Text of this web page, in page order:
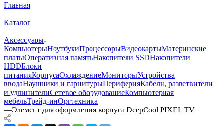
Главная
—
Каталог
—
Аксессуары
КомпьютерыНоутбукиПроцессорыВидеокартыМатеринские
платыОперативная памятьНакопители SSDНакопители
HDDБлоки
питанияКорпусаОхлаждениеМониторыУстройства
вводаНаушники и гарнитурыПериферияКабели, разветвители
и удлинителиСетевое оборудованиеКомпьютерная
мебельТрейд-инОргтехника
—Элемент для оформления корпуса DeepCool PIXEL TV